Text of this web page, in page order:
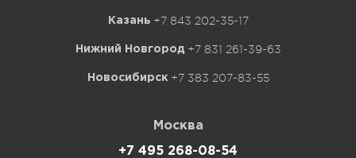
Казань +7 843 202-35-17
Нижний Новгород +7 831 261-39-63
Новосибирск +7 383 207-83-55
Москва
+7 495 268-08-54